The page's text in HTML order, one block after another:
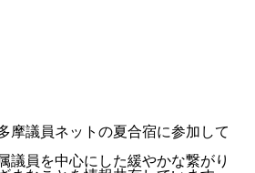
摩議員ネットの夏合宿に参加して
議員を中心にした緩やかな繋がり